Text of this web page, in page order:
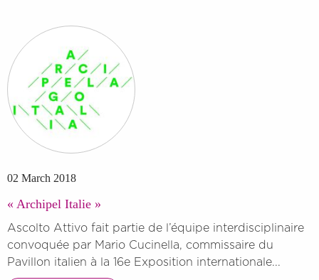
02 March 2018
« Archipel Italie »
Ascolto Attivo fait partie de l’équipe interdisciplinaire
convoquée par Mario Cucinella, commissaire du
Pavillon italien à la 16e Exposition internationale...